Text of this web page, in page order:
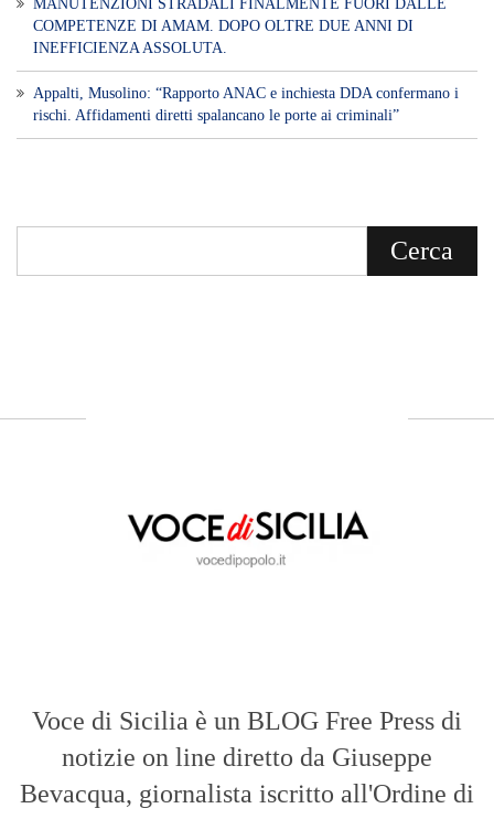
MANUTENZIONI STRADALI FINALMENTE FUORI DALLE
COMPETENZE DI AMAM. DOPO OLTRE DUE ANNI DI
INEFFICIENZA ASSOLUTA.
​Appalti, Musolino: “Rapporto ANAC e inchiesta DDA confermano i
rischi. Affidamenti diretti spalancano le porte ai criminali”
Voce di Sicilia è un BLOG Free Press di
notizie on line diretto da Giuseppe
Bevacqua, giornalista iscritto all'Ordine di